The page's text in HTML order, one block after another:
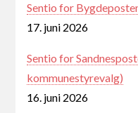
Sentio for
17. juni 2026
Sentio for
kommunestyrevalg)
16. juni 2026